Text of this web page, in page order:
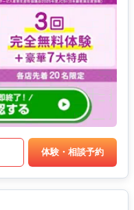
体験・相談予約